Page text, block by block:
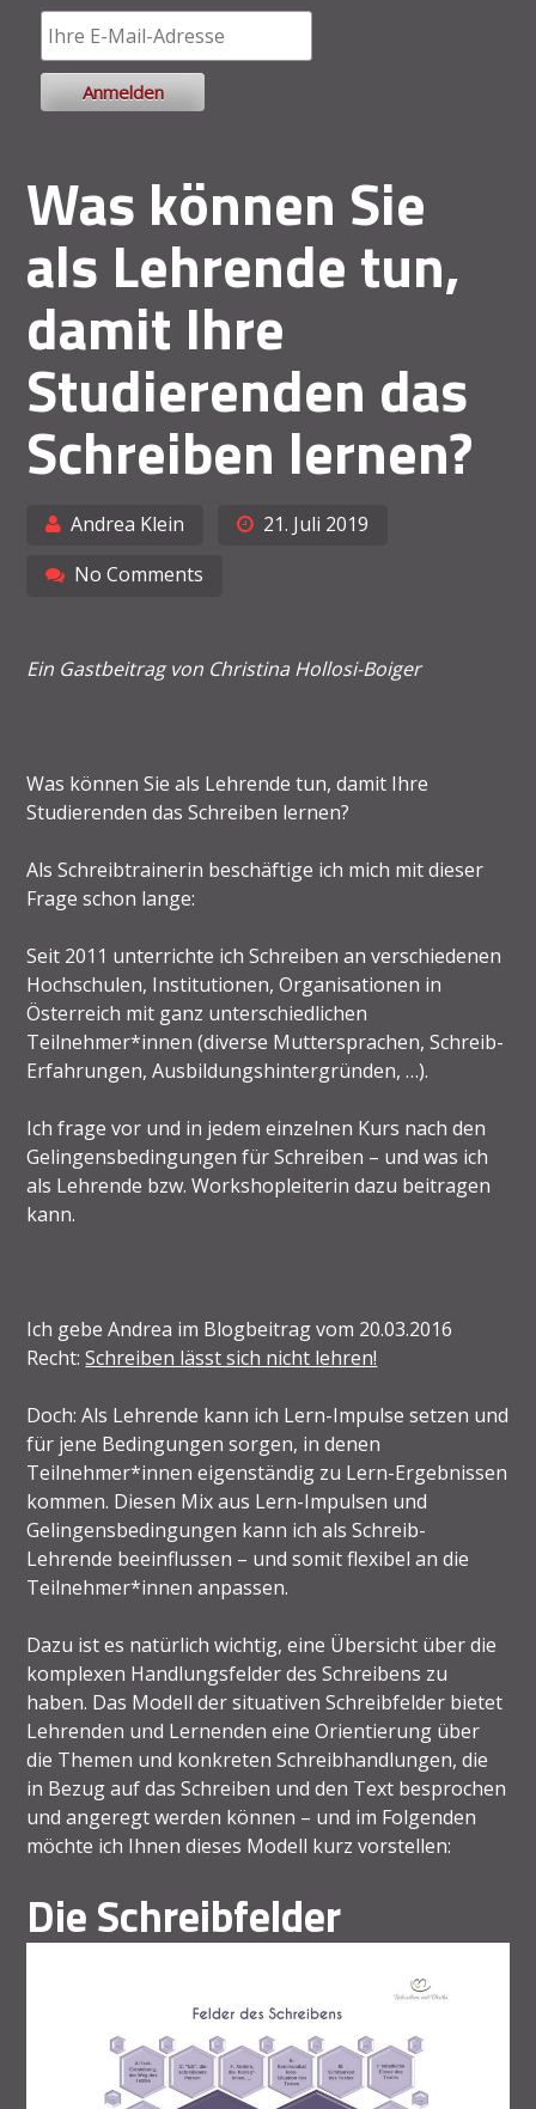
Was können Sie
als Lehrende tun,
damit Ihre
Studierenden das
Schreiben lernen?
Andrea Klein
21. Juli 2019
No Comments
Ein Gastbeitrag von Christina Hollosi-Boiger
Was können Sie als Lehrende tun, damit Ihre
Studierenden das Schreiben lernen?
Als Schreibtrainerin beschäftige ich mich mit dieser
Frage schon lange:
Seit 2011 unterrichte ich Schreiben an verschiedenen
Hochschulen, Institutionen, Organisationen in
Österreich mit ganz unterschiedlichen
Teilnehmer*innen (diverse Muttersprachen, Schreib-
Erfahrungen, Ausbildungshintergründen, …).
Ich frage vor und in jedem einzelnen Kurs nach den
Gelingensbedingungen für Schreiben – und was ich
als Lehrende bzw. Workshopleiterin dazu beitragen
kann.
Ich gebe Andrea im Blogbeitrag vom 20.03.2016
Recht:Schreiben lässt sich nicht lehren!
Doch: Als Lehrende kann ich Lern-Impulse setzen und
für jene Bedingungen sorgen, in denen
Teilnehmer*innen eigenständig zu Lern-Ergebnissen
kommen. Diesen Mix aus Lern-Impulsen und
Gelingensbedingungen kann ich als Schreib-
Lehrende beeinflussen – und somit flexibel an die
Teilnehmer*innen anpassen.
Dazu ist es natürlich wichtig, eine Übersicht über die
komplexen Handlungsfelder des Schreibens zu
haben. Das Modell der situativen Schreibfelder bietet
Lehrenden und Lernenden eine Orientierung über
die Themen und konkreten Schreibhandlungen, die
in Bezug auf das Schreiben und den Text besprochen
und angeregt werden können – und im Folgenden
möchte ich Ihnen dieses Modell kurz vorstellen:
Die Schreibfelder